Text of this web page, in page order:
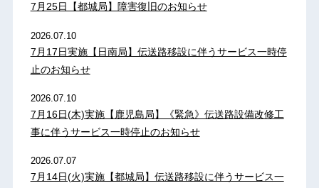
7月25日【都城局】障害復旧のお知らせ
2026.07.10
7月17日実施【日南局】伝送路移設に伴うサービス一時停
止のお知らせ
2026.07.10
7月16日(木)実施【鹿児島局】《緊急》伝送路設備改修工
事に伴うサービス一時停止のお知らせ
2026.07.07
7月14日(火)実施【都城局】伝送路移設に伴うサービス一